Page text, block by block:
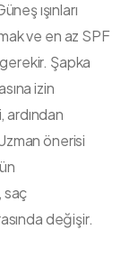
ışınları
ve en az SPF
Şapka
izin
ardından
önerisi
saç
değişir.